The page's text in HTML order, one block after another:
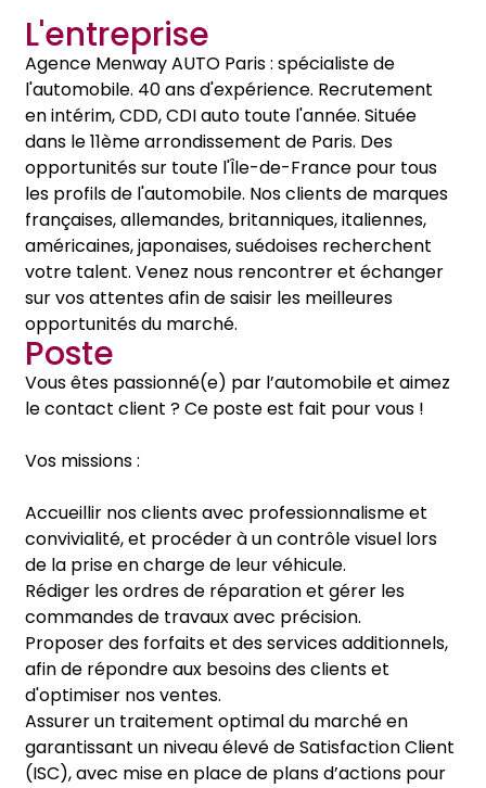
L'entreprise
Agence Menway AUTO Paris : spécialiste de
l'automobile. 40 ans d'expérience. Recrutement
en intérim, CDD, CDI auto toute l'année. Située
dans le 11ème arrondissement de Paris. Des
opportunités sur toute l'Île-de-France pour tous
les profils de l'automobile. Nos clients de marques
françaises, allemandes, britanniques, italiennes,
américaines, japonaises, suédoises recherchent
votre talent. Venez nous rencontrer et échanger
sur vos attentes afin de saisir les meilleures
opportunités du marché.
Poste
Vous êtes passionné(e) par l’automobile et aimez
le contact client ? Ce poste est fait pour vous !
Vos missions :
Accueillir nos clients avec professionnalisme et
convivialité, et procéder à un contrôle visuel lors
de la prise en charge de leur véhicule.
Rédiger les ordres de réparation et gérer les
commandes de travaux avec précision.
Proposer des forfaits et des services additionnels,
afin de répondre aux besoins des clients et
d'optimiser nos ventes.
Assurer un traitement optimal du marché en
garantissant un niveau élevé de Satisfaction Client
(ISC), avec mise en place de plans d’actions pour